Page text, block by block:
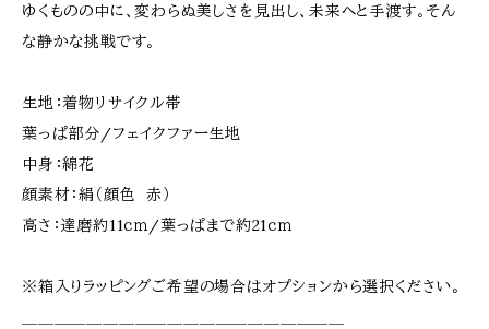
ゆくものの中に、変わらぬ美しさを見出し、未来へと手渡す。そん
な静かな挑戦です。
生地：着物リサイクル帯
葉っぱ部分/フェイクファー生地
中身：綿花
顔素材：絹（顔色 赤）
高さ：達磨約11ｃｍ/葉っぱまで約21ｃｍ
※箱入りラッピングご希望の場合はオプションから選択ください。